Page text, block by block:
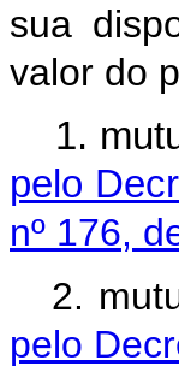
sua
valor do
1.
pelo
nº 176,
2.
pelo